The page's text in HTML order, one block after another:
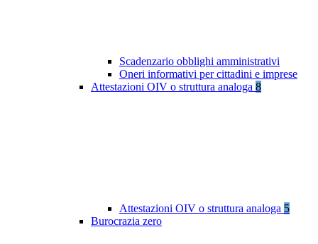
Scadenzario obblighi amministrativi
Oneri informativi per cittadini e imprese
Attestazioni OIV o struttura analoga 8
Attestazioni OIV o struttura analoga 5
Burocrazia zero